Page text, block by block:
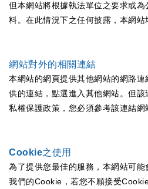
但本網站將根據執法單位之要求或
料。在此情況下之任何披露，本網站
網站對外的相關連結
本網站的網頁提供其他網站的網路
供的連結，點選進入其他網站。但
私權保護政策，您必須參考該連結網
Cookie之使用
為了提供您最佳的服務，本網站可
我們的Cookie，若您不願接受